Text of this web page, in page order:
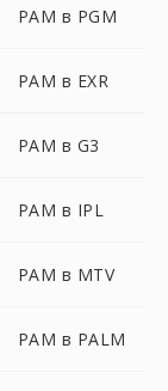
PAM в PGM
PAM в EXR
PAM в G3
PAM в IPL
PAM в MTV
PAM в PALM